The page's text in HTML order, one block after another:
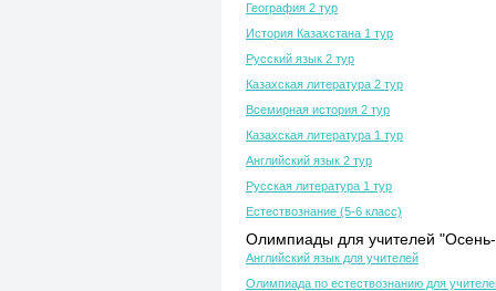
География 2 тур
История Казахстана 1 тур
Русский язык 2 тур
Казахская литература 2 тур
Всемирная история 2 тур
Казахская литература 1 тур
Английский язык 2 тур
Русская литература 1 тур
Естествознание (5-6 класс)
Олимпиады для учителей
Английский язык для учителей
Олимпиада по естествознанию для